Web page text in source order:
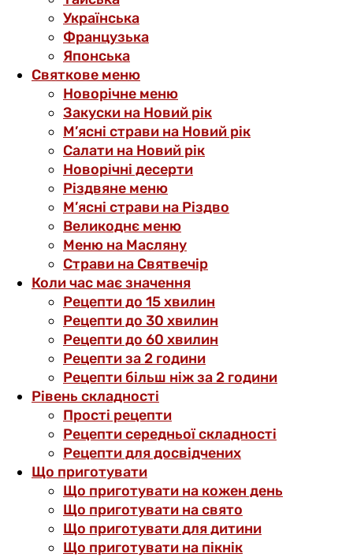
Українська
Французька
Японська
Святкове меню
Новорічне меню
Закуски на Новий рік
М’ясні страви на Новий рік
Салати на Новий рік
Новорічні десерти
Різдвяне меню
М’ясні страви на Різдво
Великоднє меню
Меню на Масляну
Страви на Святвечір
Коли час має значення
Рецепти до 15 хвилин
Рецепти до 30 хвилин
Рецепти до 60 хвилин
Рецепти за 2 години
Рецепти більш ніж за 2 години
Рівень складності
Прості рецепти
Рецепти середньої складності
Рецепти для досвідчених
Що приготувати
Що приготувати на кожен день
Що приготувати на свято
Що приготувати для дитини
Що приготувати на пікнік